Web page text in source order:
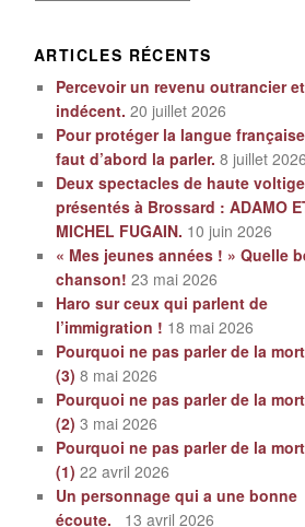
ARTICLES RÉCENTS
Percevoir un revenu outrancier et
indécent. 20 juillet 2026
Pour protéger la langue
faut d’abord la parler. 8 juillet 2026
Deux spectacles de haute voltige
présentés à Brossard : ADAMO
MICHEL FUGAIN. 10 juin 2026
« Mes jeunes années ! » Quelle
chanson! 23 mai 2026
Haro sur ceux qui parlent de
l’immigration ! 18 mai 2026
Pourquoi ne pas parler de la
(3) 8 mai 2026
Pourquoi ne pas parler de la
(2) 3 mai 2026
Pourquoi ne pas parler de la
(1) 22 avril 2026
Un personnage qui a une bonne
écoute.
13 avril 2026